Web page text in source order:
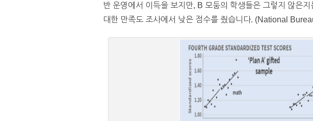
반 운영에서 이득을 보지만, B 모둠의 학생들은 그렇지 않은
대한 만족도 조사에서 낮은 점수를 줬습니다. (National